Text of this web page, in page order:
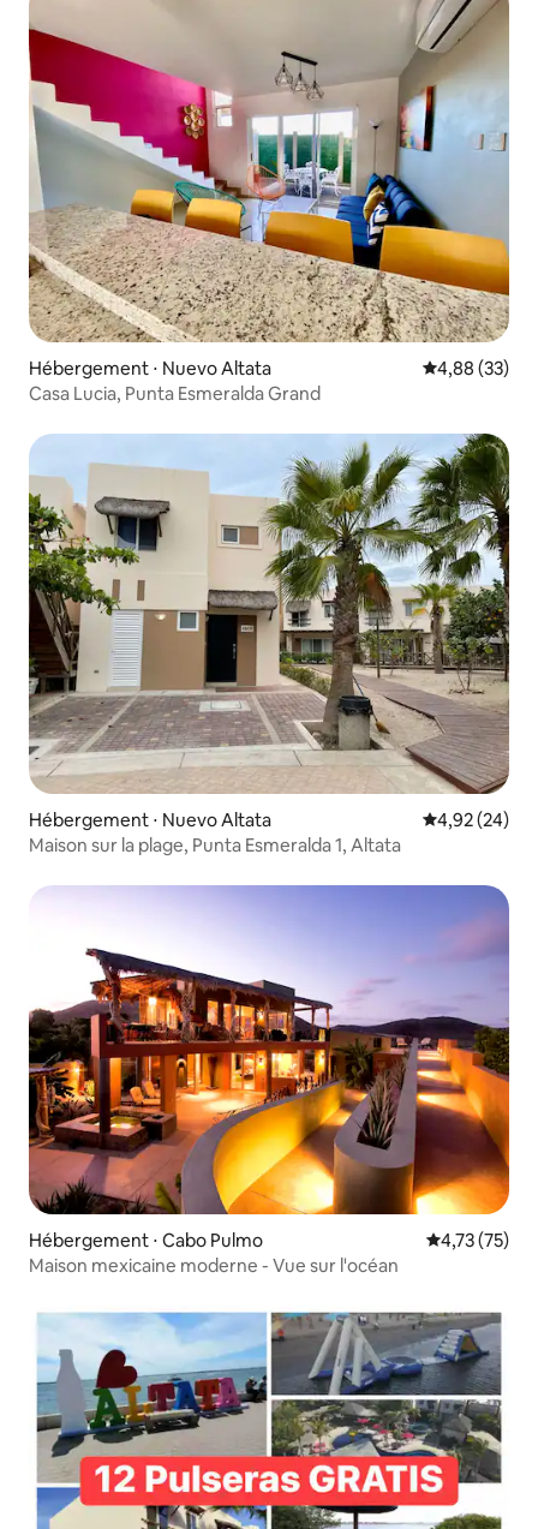
Hébergement ⋅ Nuevo Altata Évaluation
4,88 (33)
Casa Lucia, Punta Esmeralda Grand
Hébergement ⋅ Nuevo Altata Évaluation
4,92 (24)
Maison sur la plage, Punta Esmeralda 1, Altata
Hébergement ⋅ Cabo Pulmo Évaluation
4,73 (75)
Maison mexicaine moderne - Vue sur l'océan